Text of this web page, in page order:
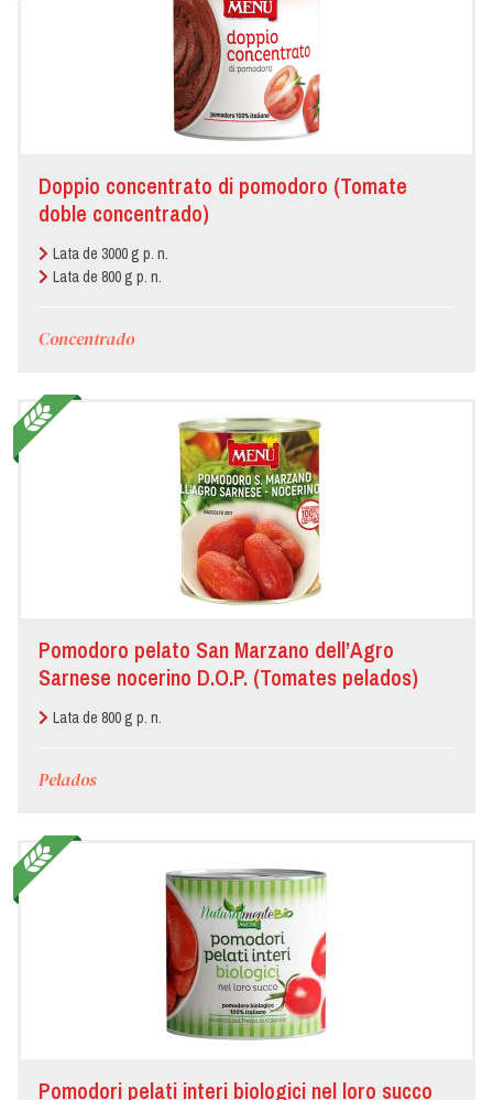
Doppio concentrato di pomodoro (Tomate
doble concentrado)
Lata de 3000 g p. n.
Lata de 800 g p. n.
Concentrado
Pomodoro pelato San Marzano dell’Agro
Sarnese nocerino D.O.P. (Tomates pelados)
Lata de 800 g p. n.
Pelados
Pomodori pelati interi biologici nel loro succo